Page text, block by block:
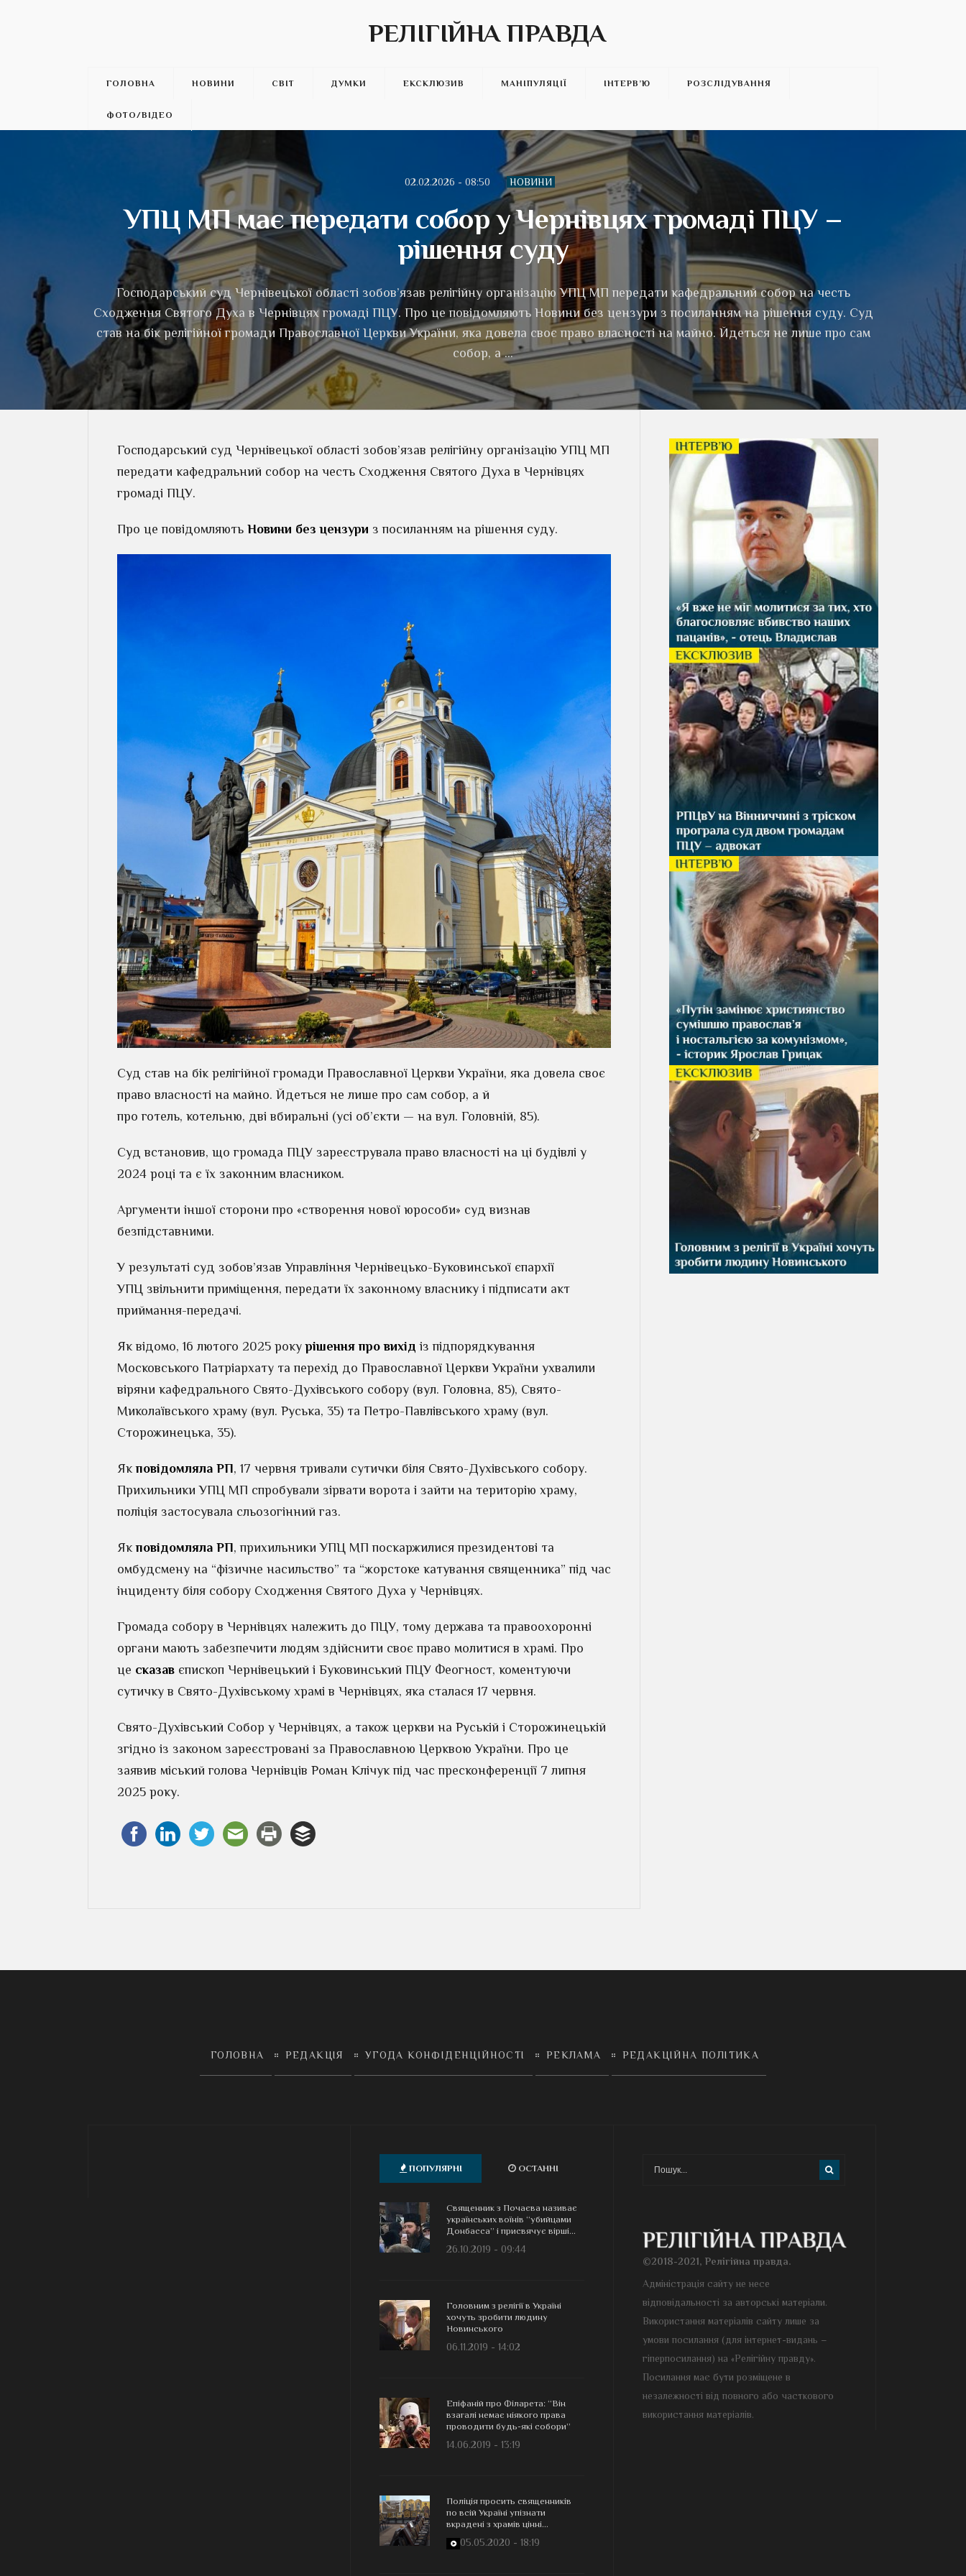
РЕЛІГІЙНА ПРАВДА
ГОЛОВНА НОВИНИ СВІТ ДУМКИ ЕКСКЛЮЗИВ МАНІПУЛЯЦІЇ ІНТЕРВ’Ю РОЗСЛІДУВАННЯ
ФОТО/ВІДЕО
02.02.2026 - 08:50 НОВИНИ
УПЦ МП має передати собор у Чернівцях громаді ПЦУ –
рішення суду
Господарський суд Чернівецької області зобов’язав релігійну організацію УПЦ МП передати кафедральний собор на честь
Сходження Святого Духа в Чернівцях громаді ПЦУ. Про це повідомляють Новини без цензури з посиланням на рішення суду. Суд
став на бік релігійної громади Православної Церкви України, яка довела своє право власності на майно. Йдеться не лише про сам
собор, а …
Господарський суд Чернівецької області зобов’язав релігійну організацію УПЦ МП
передати кафедральний собор на честь Сходження Святого Духа в Чернівцях
громаді ПЦУ.
Про це повідомляють Новини без цензури з посиланням на рішення суду.
Суд став на бік релігійної громади Православної Церкви України, яка довела своє
право власності на майно. Йдеться не лише про сам собор, а й
про готель, котельню, дві вбиральні (усі об’єкти — на вул. Головній, 85).
Суд встановив, що громада ПЦУ зареєструвала право власності на ці будівлі у
2024 році та є їх законним власником.
Аргументи іншої сторони про «створення нової юрособи» суд визнав
безпідставними.
У результаті суд зобов’язав Управління Чернівецько-Буковинської єпархії
УПЦ звільнити приміщення, передати їх законному власнику і підписати акт
приймання-передачі.
Як відомо, 16 лютого 2025 рокурішення про вихід із підпорядкування
Московського Патріархату та перехід до Православної Церкви України ухвалили
віряни кафедрального Свято-Духівського собору (вул. Головна, 85), Свято-
Миколаївського храму (вул. Руська, 35) та Петро-Павлівського храму (вул.
Сторожинецька, 35).
Якповідомляла РП, 17 червня тривали сутички біля Свято-Духівського собору.
Прихильники УПЦ МП спробували зірвати ворота і зайти на територію храму,
поліція застосувала сльозогінний газ.
Якповідомляла РП, прихильники УПЦ МП поскаржилися президентові та
омбудсмену на “фізичне насильство” та “жорстоке катування священника” під час
інциденту біля собору Сходження Святого Духа у Чернівцях.
Громада собору в Чернівцях належить до ПЦУ, тому держава та правоохоронні
органи мають забезпечити людям здійснити своє право молитися в храмі. Про
це сказав єпископ Чернівецький і Буковинський ПЦУ Феогност, коментуючи
сутичку в Свято-Духівському храмі в Чернівцях, яка сталася 17 червня.
Свято-Духівський Собор у Чернівцях, а також церкви на Руській і Сторожинецькій
згідно із законом зареєстровані за Православною Церквою України. Про це
заявив міський голова Чернівців Роман Клічук під час пресконференції 7 липня
2025 року.
ГОЛОВНА РЕДАКЦІЯ УГОДА КОНФІДЕНЦІЙНОСТІ РЕКЛАМА РЕДАКЦІЙНА ПОЛІТИКА
ПОПУЛЯРНІ ОСТАННІ
Священник з Почаєва називає
українських воїнів “убийцами
Донбасса” і присвячує вірші...
26.10.2019 - 09:44
Головним з релігії в Україні
хочуть зробити людину
Новинського
06.11.2019 - 14:02
Епіфаній про Філарета: “Він
взагалі немає ніякого права
проводити будь-які собори”
14.06.2019 - 13:19
Поліція просить священників
по всій Україні упізнати
вкрадені з храмів цінні...
05.05.2020 - 18:19
©2018-2021, Релігійна правда.
Адміністрація сайту не несе
відповідальності за авторські матеріали.
Використання матеріалів сайту лише за
умови посилання (для інтернет-видань –
гіперпосилання) на «Релігійну правду».
Посилання має бути розміщене в
незалежності від повного або часткового
використання матеріалів.